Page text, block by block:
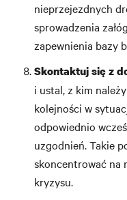
nieprzejezdnych
sprowadzenia
zapewnienia bazy
Skontaktuj się z
i ustal, z kim
kolejności w
odpowiednio
uzgodnień. Takie
skoncentrować na
kryzysu.